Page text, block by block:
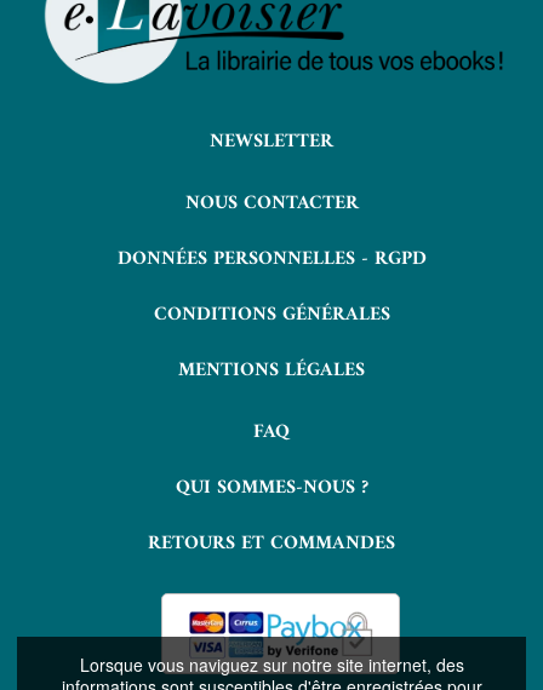
Lorsque vous naviguez sur notre site internet, des
NEWSLETTER
NOUS CONTACTER
DONNÉES PERSONNELLES - RGPD
CONDITIONS GÉNÉRALES
MENTIONS LÉGALES
FAQ
QUI SOMMES-NOUS ?
RETOURS ET COMMANDES